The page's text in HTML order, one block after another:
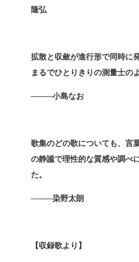
隆弘
拡散と収斂が進行形で同時に
まるでひとりきりの測量士の
────小島なお
歌集のどの歌についても、言
の静謐で理性的な質感や調べ
た。
────染野太朗
【収録歌より】